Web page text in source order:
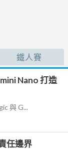
鐵人賽
Nano 打造
與 G...
任邊界